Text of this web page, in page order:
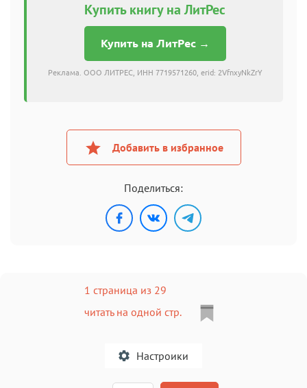
Купить книгу на ЛитРес
Купить на ЛитРес →
Реклама. ООО ЛИТРЕС, ИНН 7719571260, erid: 2VfnxyNkZrY
Добавить в избранное
Поделиться:
1 страница из 29
читать на одной стр.
Настроики